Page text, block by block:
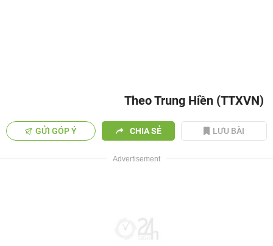
Theo Trung Hiền (TTXVN)
GỬI GÓP Ý CHIA SẺ LƯU BÀI